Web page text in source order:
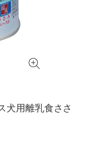
用離乳食ささ